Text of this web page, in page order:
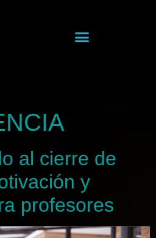
al cierre de
y
profesores